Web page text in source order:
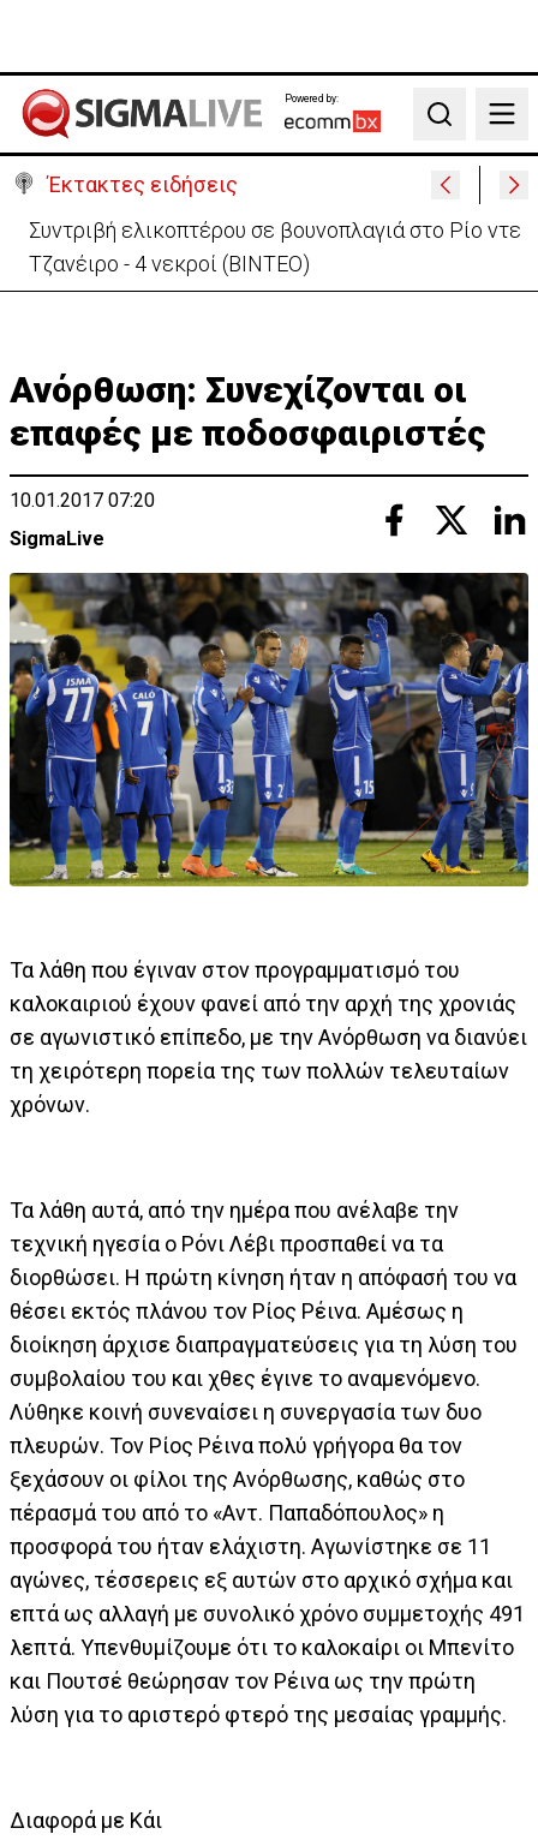
Powered by:
Search
Έκτακτες ειδήσεις
ΚΕ: Το μείζον είναι η Τουρκία να επανέλθει στο
τραπέζι των διαπραγματεύσεων
Ανόρθωση: Συνεχίζονται οι
επαφές με ποδοσφαιριστές
10.01.2017 07:20
SigmaLive
Τα λάθη που έγιναν στον προγραμματισμό του
καλοκαιριού έχουν φανεί από την αρχή της χρονιάς
σε αγωνιστικό επίπεδο, με την Ανόρθωση να διανύει
τη χειρότερη πορεία της των πολλών τελευταίων
χρόνων.
Τα λάθη αυτά, από την ημέρα που ανέλαβε την
τεχνική ηγεσία ο Ρόνι Λέβι προσπαθεί να τα
διορθώσει. Η πρώτη κίνηση ήταν η απόφασή του να
θέσει εκτός πλάνου τον Ρίος Ρέινα. Αμέσως η
διοίκηση άρχισε διαπραγματεύσεις για τη λύση του
συμβολαίου του και χθες έγινε το αναμενόμενο.
Λύθηκε κοινή συνεναίσει η συνεργασία των δυο
πλευρών. Τον Ρίος Ρέινα πολύ γρήγορα θα τον
ξεχάσουν οι φίλοι της Ανόρθωσης, καθώς στο
πέρασμά του από το «Αντ. Παπαδόπουλος» η
προσφορά του ήταν ελάχιστη. Αγωνίστηκε σε 11
αγώνες, τέσσερεις εξ αυτών στο αρχικό σχήμα και
επτά ως αλλαγή με συνολικό χρόνο συμμετοχής 491
λεπτά. Υπενθυμίζουμε ότι το καλοκαίρι οι Μπενίτο
και Πουτσέ θεώρησαν τον Ρέινα ως την πρώτη
λύση για το αριστερό φτερό της μεσαίας γραμμής.
Διαφορά με Κάι